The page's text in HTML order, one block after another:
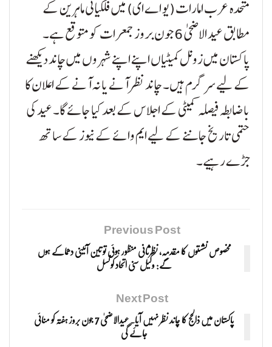
متحدہ عرب امارات (یو اے ای) میں فلکیاتی ماہرین کے
مطابق عید الاضحی 6 جون بروز جمعرات کو متوقع ہے۔
پاکستان میں زونل کمیٹیاں اپنے اپنے شہروں میں چاند دیکھنے
کے لیے سرگرم ہیں۔ چاند نظر آنے یا نہ آنے کے اعلان کا
باضابطہ فیصلہ کمیٹی کے اجلاس کے بعد کیا جائے گا۔ عید کی
حتمی تاریخ جاننے کے لیے ایم وائے کے نیوز کے ساتھ
جڑے رہیے۔
Previous Post
مخصوص نشستوں کا مقدمہ، نظرثانی منظور ہوئی تو تین آئینی دھماکے ہوں
گے: وکیل سنی اتحاد کونسل
Next Post
پاکستان میں ذالحج کا چاند نظر نہیں آیا۔ عیدالاضحیٰ 7 جون بروز ہفتہ کو منائی
جائے گی